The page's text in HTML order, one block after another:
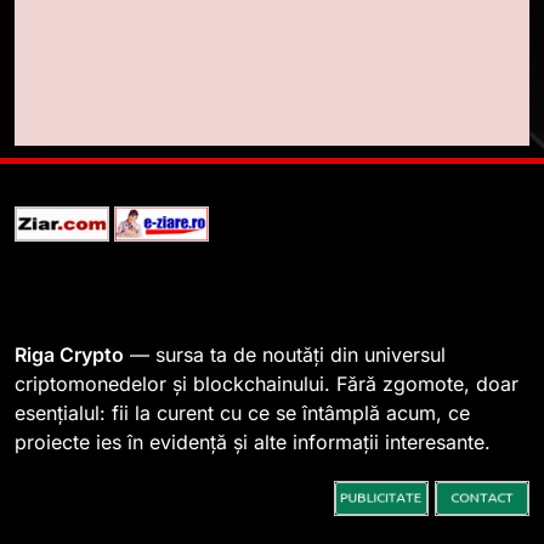
blockchain pentru a asigura
spre o depășire a pragului de
0,000005 dolari
STIRI
2
Regulamentul MiCA privind
serviciile crypto, obligatoriu de
la 1 iulie în România
Riga Crypto — sursa ta de noutăți din universul
criptomonedelor și blockchainului. Fără zgomote, doar
esențialul: fii la curent cu ce se întâmplă acum, ce
proiecte ies în evidență și alte informații interesante.